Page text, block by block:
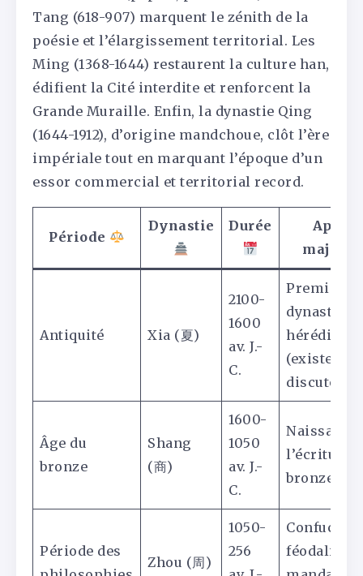
Tang (618-907) marquent le zénith de la
poésie et l’élargissement territorial. Les
Ming (1368-1644) restaurent la culture han,
édifient la Cité interdite et renforcent la
Grande Muraille. Enfin, la dynastie Qing
(1644-1912), d’origine mandchoue, clôt l’ère
impériale tout en marquant l’époque d’un
essor commercial et territorial record.
Période
Dynastie Durée
Antiquité Xia (夏)
2100-
1600
av. J.-
C.
Première
dynastie
(existence
discutée)
Âge du
bronze
Shang
(商)
1600-
1050
av. J.-
C.
Naissance
l’écriture,
bronze
Période des
Zhou (周)
1050-
256
féodalité,